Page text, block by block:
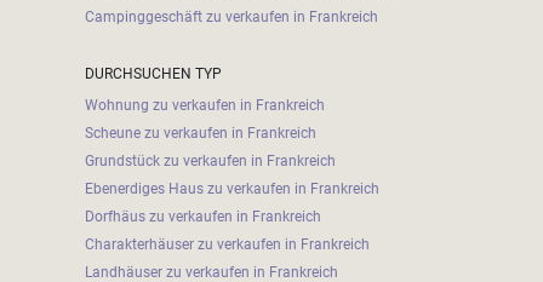
Campinggeschäft zu verkaufen in Frankreich
DURCHSUCHEN TYP
Wohnung zu verkaufen in Frankreich
Scheune zu verkaufen in Frankreich
Grundstück zu verkaufen in Frankreich
Ebenerdiges Haus zu verkaufen in Frankreich
Dorfhäus zu verkaufen in Frankreich
Charakterhäuser zu verkaufen in Frankreich
Landhäuser zu verkaufen in Frankreich